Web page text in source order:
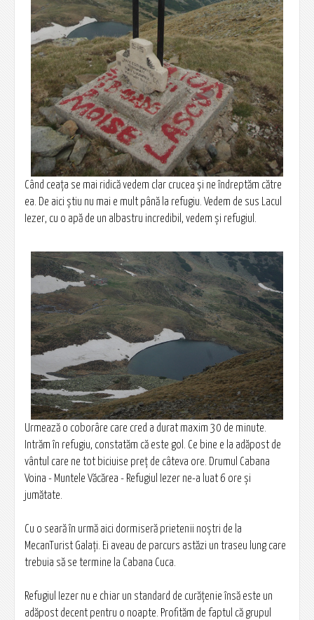
Când ceaţa se mai ridică vedem clar crucea şi ne îndreptăm către
ea. De aici ştiu nu mai e mult până la refugiu. Vedem de sus Lacul
Iezer, cu o apă de un albastru incredibil, vedem şi refugiul.
Urmează o coborâre care cred a durat maxim 30 de minute.
Intrăm în refugiu, constatăm că este gol. Ce bine e la adăpost de
vântul care ne tot biciuise preţ de câteva ore. Drumul Cabana
Voina - Muntele Văcărea - Refugiul Iezer ne-a luat 6 ore şi
jumătate.
Cu o seară în urmă aici dormiseră prietenii noştri de la
MecanTurist Galaţi. Ei aveau de parcurs astăzi un traseu lung care
trebuia să se termine la Cabana Cuca.
Refugiul Iezer nu e chiar un standard de curăţenie însă este un
adăpost decent pentru o noapte. Profităm de faptul că grupul